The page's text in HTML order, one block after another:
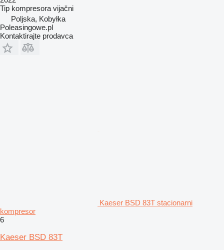
Tip kompresora vijačni
Poljska, Kobyłka
Poleasingowe.pl
Kontaktirajte prodavca
Kaeser BSD 83T stacionarni
kompresor
6
Kaeser BSD 83T